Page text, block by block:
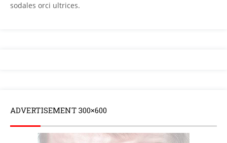
sodales orci ultrices.
ADVERTISEMENT 300×600